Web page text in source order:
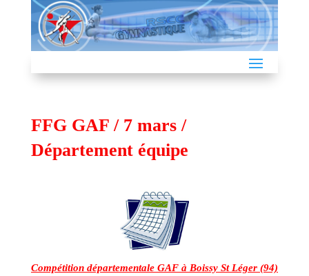
FFG GAF / 7 mars /
Département équipe
Compétition départementale GAF à Boissy St Léger (94)